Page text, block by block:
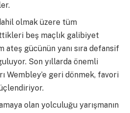
olmak üzere tüm
beş maçlık galibiyet
ateş gücünün yanı sıra defansif
Son yıllarda önemli
Wembley’e geri dönmek, favori
olan yolculuğu yarışmanın